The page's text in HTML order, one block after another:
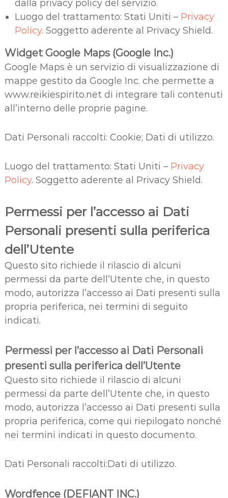
dalla privacy policy del servizio.
Luogo del trattamento: Stati Uniti – Privacy
Policy. Soggetto aderente al Privacy Shield.
Widget Google Maps (Google Inc.)
Google Maps è un servizio di visualizzazione di
mappe gestito da Google Inc. che permette a
www.reikiespirito.net di integrare tali contenuti
all’interno delle proprie pagine.
Dati Personali raccolti: Cookie; Dati di utilizzo.
Luogo del trattamento: Stati Uniti – Privacy
Policy. Soggetto aderente al Privacy Shield.
Permessi per l’accesso ai Dati
Personali presenti sulla periferica
dell’Utente
Questo sito richiede il rilascio di alcuni
permessi da parte dell’Utente che, in questo
modo, autorizza l’accesso ai Dati presenti sulla
propria periferica, nei termini di seguito
indicati.
Permessi per l’accesso ai Dati Personali
presenti sulla periferica dell’Utente
Questo sito richiede il rilascio di alcuni
permessi da parte dell’Utente che, in questo
modo, autorizza l’accesso ai Dati presenti sulla
propria periferica, come qui riepilogato nonché
nei termini indicati in questo documento.
Dati Personali raccolti:Dati di utilizzo.
Wordfence (DEFIANT INC.)